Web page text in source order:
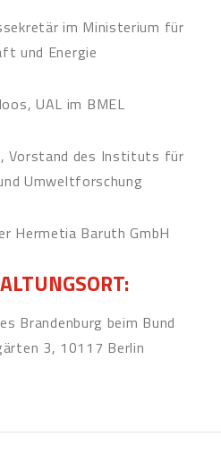
im Ministerium für
und Energie
UAL im BMEL
Vorstand des Instituts für
Umweltforschung
Hermetia Baruth GmbH
Brandenburg beim Bund
3, 10117 Berlin